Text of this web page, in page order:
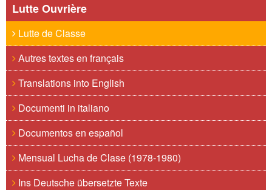
Lutte Ouvrière
Lutte de Classe
Autres textes en français
Translations into English
Documenti in italiano
Documentos en español
Mensual Lucha de Clase (1978-1980)
Ins Deutsche übersetzte Texte